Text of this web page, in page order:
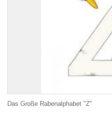
Das Große Rabenalphabet "Z"